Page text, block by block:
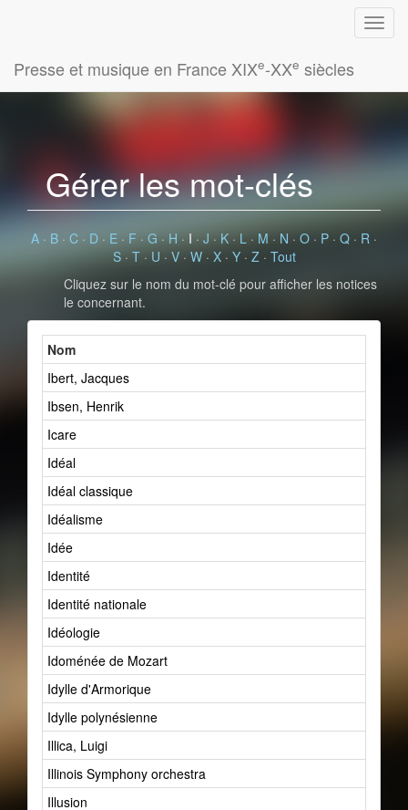
Presse et musique en France XIXe-XXe siècles
Gérer les mot-clés
A · B · C · D · E · F · G · H · I · J · K · L · M · N · O · P · Q · R ·
S· T· U · V· W· X· Y· Z· Tout
Cliquez sur le nom du mot-clé pour afficher les notices
le concernant.
Nom
Ibert, Jacques
Ibsen, Henrik
Icare
Idéal
Idéal classique
Idéalisme
Idée
Identité
Identité nationale
Idéologie
Idoménée de Mozart
Idylle d'Armorique
Idylle polynésienne
Illica, Luigi
Illinois Symphony orchestra
Illusion